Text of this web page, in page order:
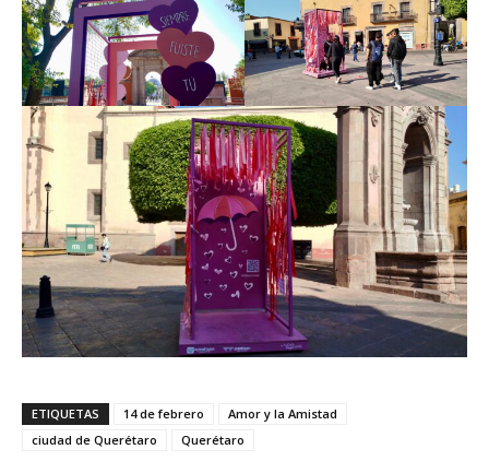
ETIQUETAS 14 de febrero
Amor y la Amistad
ciudad de Querétaro
Querétaro